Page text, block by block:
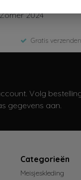
Zomer 2024
Gratis
Volg
gegevens aan.
Categorieën
Meisjeskleding